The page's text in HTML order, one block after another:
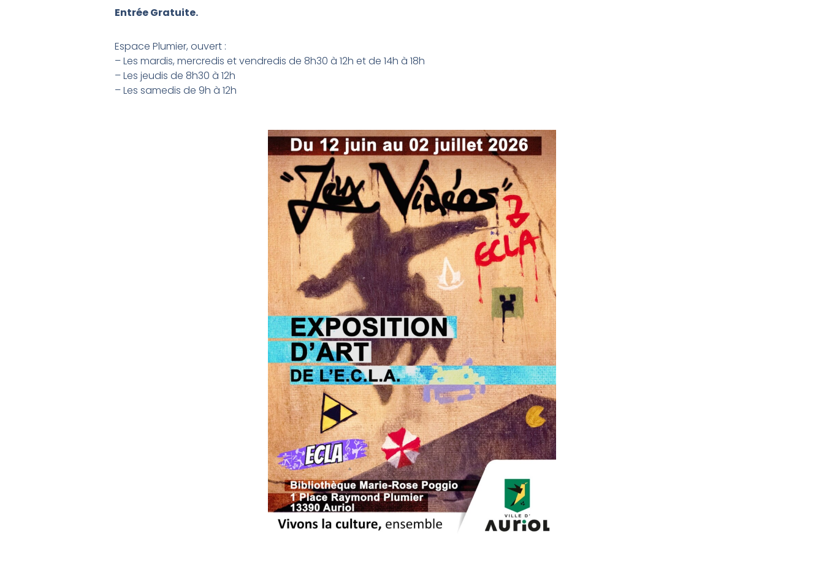
Entrée Gratuite.
Espace Plumier, ouvert :
– Les mardis, mercredis et vendredis de 8h30 à 12h et de 14h à 18h
– Les jeudis de 8h30 à 12h
– Les samedis de 9h à 12h